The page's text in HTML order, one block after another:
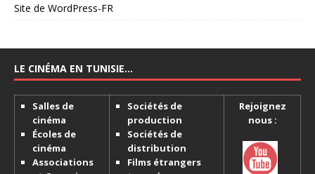
Site de WordPress-FR
LE CINÉMA EN TUNISIE…
Salles de
cinéma
Écoles de
cinéma
Associations
Sociétés de
production
Sociétés de
distribution
Films étrangers
Rejoignez
nous :